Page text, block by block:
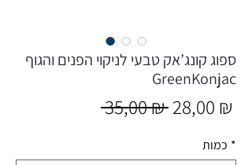
ספוג קונג’אק טבעי לניקוי הפנים והגוף
GreenKonjac
35,00 ₪ Обычная
28,00 ₪
כמות *